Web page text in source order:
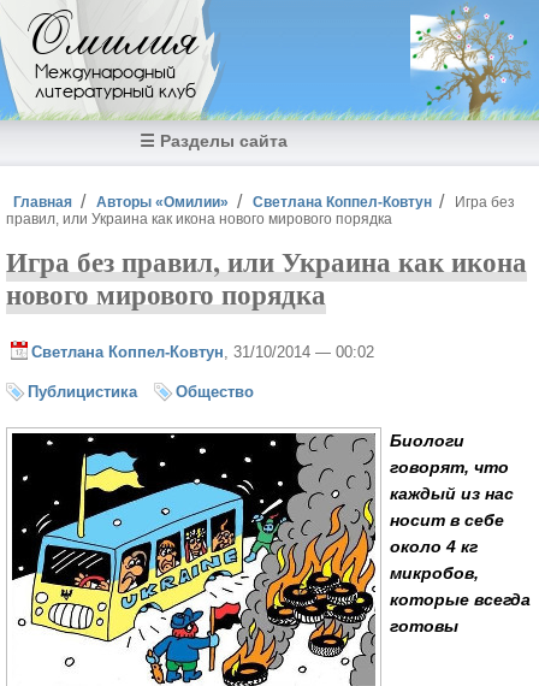
Перейти к основному содержанию
Омилия
Международный
литературный клуб
☰ Разделы сайта
Вы здесь
Главная Авторы «Омилии» Светлана Коппел-Ковтун
Игра без
правил, или Украина как икона нового мирового порядка
Игра без правил, или Украина как икона
нового мирового порядка
Светлана Коппел-Ковтун , 31/10/2014 — 00:02
Публицистика Общество
Биологи
говорят, что
каждый из нас
носит в себе
около 4 кг
микробов,
которые всегда
готовы